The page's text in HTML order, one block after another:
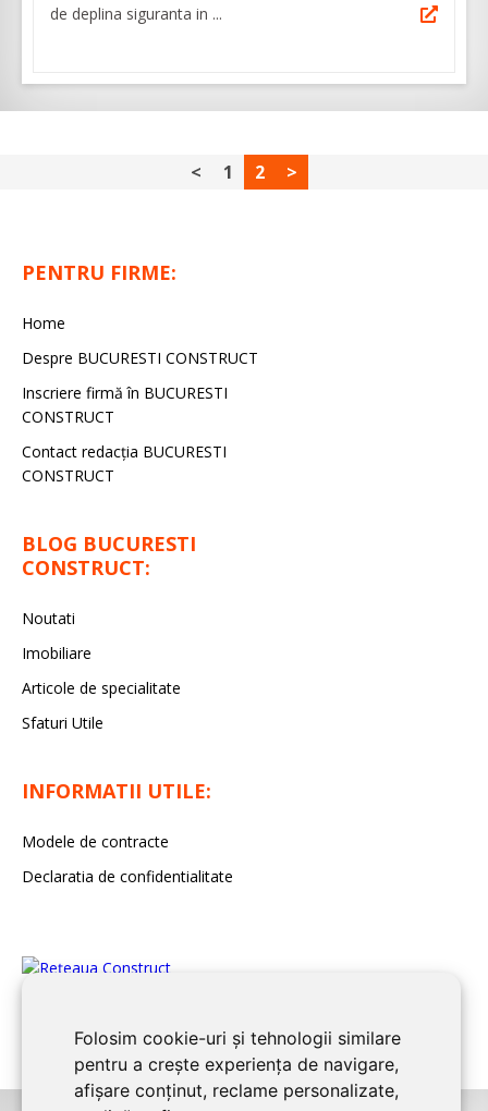
Folosim cookie-uri și tehnologii similare
pentru a crește experiența de navigare,
afișare conținut, reclame personalizate,
de deplina siguranta in ...
< 1 2 >
PENTRU FIRME:
Home
Despre BUCURESTI CONSTRUCT
Inscriere firmă în BUCURESTI
CONSTRUCT
Contact redacţia BUCURESTI
CONSTRUCT
BLOG BUCURESTI
CONSTRUCT:
Noutati
Imobiliare
Articole de specialitate
Sfaturi Utile
INFORMATII UTILE:
Modele de contracte
Declaratia de confidentialitate